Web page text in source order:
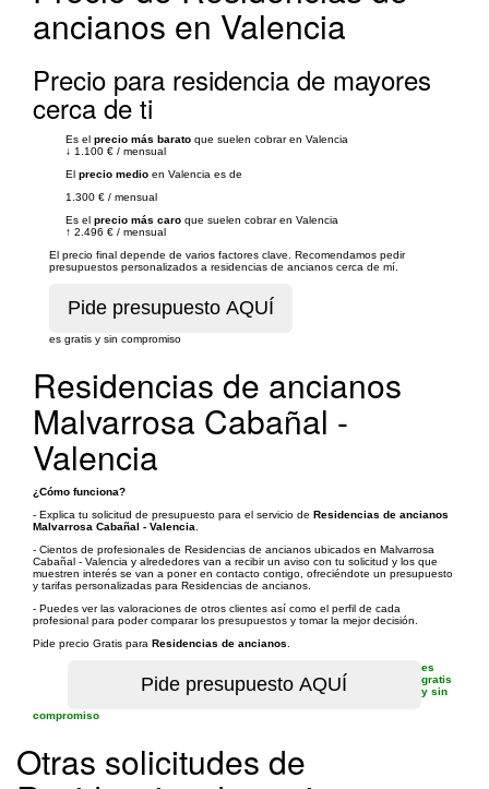
ancianos en Valencia
Precio para residencia de mayores
cerca de ti
Es el precio más barato que suelen cobrar en Valencia
↓ 1.100 € / mensual
El precio medio en Valencia es de
1.300 € / mensual
Es el precio más caro que suelen cobrar en Valencia
↑ 2.496 € / mensual
El precio final depende de varios factores clave. Recomendamos pedir
presupuestos personalizados a residencias de ancianos cerca de mí.
es gratis y sin compromiso
Residencias de ancianos
Malvarrosa Cabañal -
Valencia
¿Cómo funciona?
- Explica tu solicitud de presupuesto para el servicio de Residencias de ancianos
Malvarrosa Cabañal - Valencia
- Cientos de profesionales de Residencias de ancianos ubicados en Malvarrosa
Cabañal - Valencia y alrededores van a recibir un aviso con tu solicitud y los que
muestren interés se van a poner en contacto contigo, ofreciéndote un presupuesto
y tarifas personalizadas para Residencias de ancianos.
- Puedes ver las valoraciones de otros clientes así como el perfil de cada
profesional para poder comparar los presupuestos y tomar la mejor decisión.
Pide precio Gratis para Residencias de ancianos
es
gratis
y sin
compromiso
Otras solicitudes de